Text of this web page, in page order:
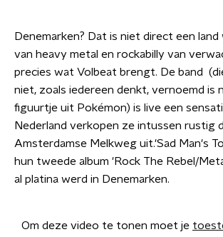
Denemarken? Dat is niet direct een land
van heavy metal en rockabilly van
precies wat Volbeat brengt. De band
niet, zoals iedereen denkt, vernoemd is
figuurtje uit Pokémon) is live een
Nederland verkopen ze intussen rustig
Amsterdamse Melkweg uit.'Sad Man's
hun tweede album 'Rock The Rebel/
al platina werd in Denemarken.
Om deze video te tonen moet je